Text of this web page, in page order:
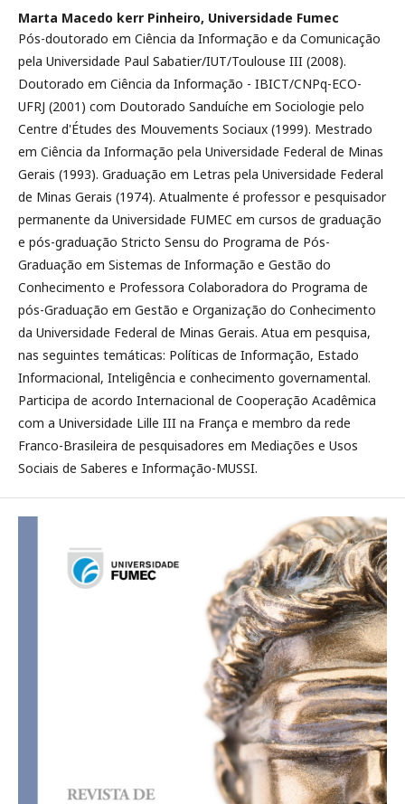
Marta Macedo kerr Pinheiro, Universidade Fumec
Pós-doutorado em Ciência da Informação e da Comunicação
pela Universidade Paul Sabatier/IUT/Toulouse III (2008).
Doutorado em Ciência da Informação - IBICT/CNPq-ECO-
UFRJ (2001) com Doutorado Sanduíche em Sociologie pelo
Centre d'Études des Mouvements Sociaux (1999). Mestrado
em Ciência da Informação pela Universidade Federal de Minas
Gerais (1993). Graduação em Letras pela Universidade Federal
de Minas Gerais (1974). Atualmente é professor e pesquisador
permanente da Universidade FUMEC em cursos de graduação
e pós-graduação Stricto Sensu do Programa de Pós-
Graduação em Sistemas de Informação e Gestão do
Conhecimento e Professora Colaboradora do Programa de
pós-Graduação em Gestão e Organização do Conhecimento
da Universidade Federal de Minas Gerais. Atua em pesquisa,
nas seguintes temáticas: Políticas de Informação, Estado
Informacional, Inteligência e conhecimento governamental.
Participa de acordo Internacional de Cooperação Acadêmica
com a Universidade Lille III na França e membro da rede
Franco-Brasileira de pesquisadores em Mediações e Usos
Sociais de Saberes e Informação-MUSSI.